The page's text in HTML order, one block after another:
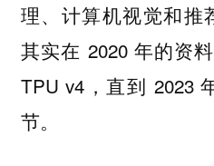
理、计算机视觉和推
其实在 2020 年的资
TPU v4，直到 2023
节。